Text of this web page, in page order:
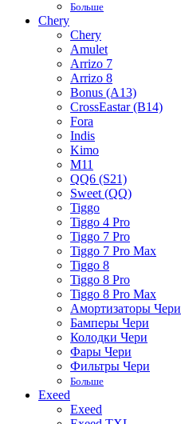
Больше
Chery
Chery
Amulet
Arrizo 7
Arrizo 8
Bonus (A13)
CrossEastar (B14)
Fora
Indis
Kimo
M11
QQ6 (S21)
Sweet (QQ)
Tiggo
Tiggo 4 Pro
Tiggo 7 Pro
Tiggo 7 Pro Max
Tiggo 8
Tiggo 8 Pro
Tiggo 8 Pro Max
Амортизаторы Чери
Бамперы Чери
Колодки Чери
Фары Чери
Фильтры Чери
Больше
Exeed
Exeed